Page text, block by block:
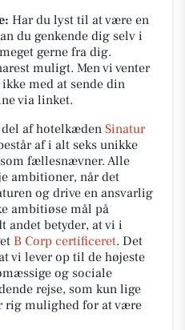
Har du lyst til at være en
du genkende dig selv i
gerne fra dig.
muligt. Men vi venter
med at sende din
via linket.
af hotelkæden Sinatur
af i alt seks unikke
fællesnævner. Alle
ambitioner, når det
og drive en ansvarlig
ambitiøse mål på
andet betyder, at vi i
B Corp certificeret. Det
vi lever op til de højeste
og sociale
rejse, som kun lige
rig mulighed for at være